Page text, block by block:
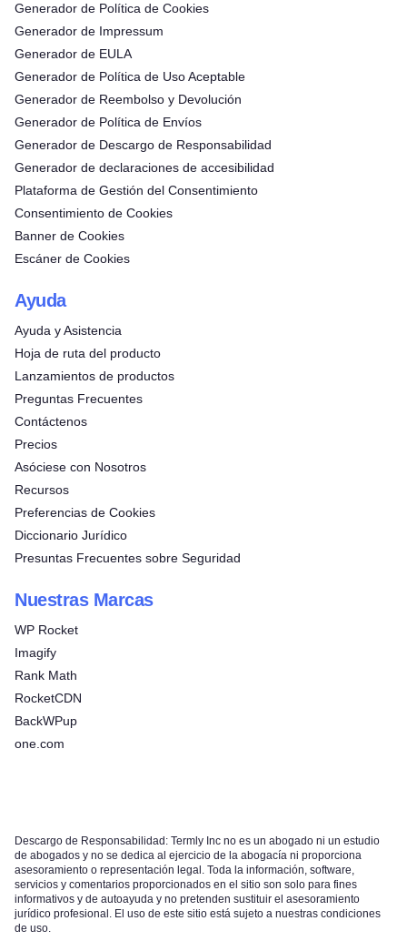
Generador de Política de Cookies
Generador de Impressum
Generador de EULA
Generador de Política de Uso Aceptable
Generador de Reembolso y Devolución
Generador de Política de Envíos
Generador de Descargo de Responsabilidad
Generador de declaraciones de accesibilidad
Plataforma de Gestión del Consentimiento
Consentimiento de Cookies
Banner de Cookies
Escáner de Cookies
Ayuda
Ayuda y Asistencia
Hoja de ruta del producto
Lanzamientos de productos
Preguntas Frecuentes
Contáctenos
Precios
Asóciese con Nosotros
Recursos
Preferencias de Cookies
Diccionario Jurídico
Presuntas Frecuentes sobre Seguridad
Nuestras Marcas
WP Rocket
Imagify
Rank Math
RocketCDN
BackWPup
one.com
Descargo de Responsabilidad: Termly Inc no es un abogado ni un estudio
de abogados y no se dedica al ejercicio de la abogacía ni proporciona
asesoramiento o representación legal. Toda la información, software,
servicios y comentarios proporcionados en el sitio son solo para fines
informativos y de autoayuda y no pretenden sustituir el asesoramiento
jurídico profesional. El uso de este sitio está sujeto a nuestras condiciones
de uso.